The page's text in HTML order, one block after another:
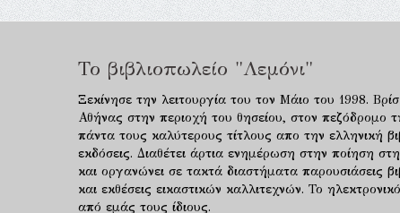
Το βιβλιοπωλείο "Λεμόνι"
Ξεκίνησε την λειτουργία του τον Μάιο του 1998.
Αθήνας στην περιοχή του θησείου, στον πεζόδρομο
πάντα τους καλύτερους τίτλους απο την ελληνική
εκδόσεις. Διαθέτει άρτια ενημέρωση στην ποίηση
και οργανώνει σε τακτά διαστήματα παρουσιάσεις
και εκθέσεις εικαστικών καλλιτεχνών. Το
από εμάς τους ίδιους.